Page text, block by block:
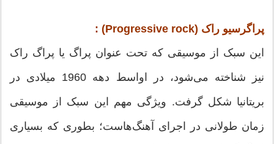
پراگرسیو راک (Progressive rock) :
این سبک از موسیقی که تحت عنوان پراگ یا پراگ راک
نیز شناخته می‌شود، در اواسط دهه 1960 میلادی در
بریتانیا شکل گرفت. ویژگی مهم این سبک از موسیقی
زمان طولانی در اجرای آهنگ‌هاست؛ بطوری که بسیاری